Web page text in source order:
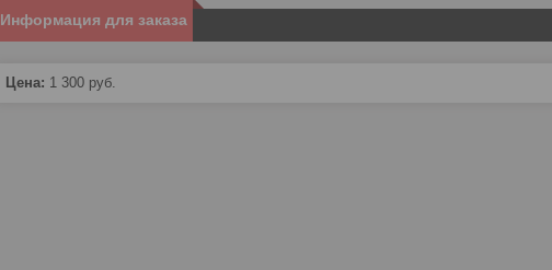
Информация для заказа
Цена: 1 300 руб.